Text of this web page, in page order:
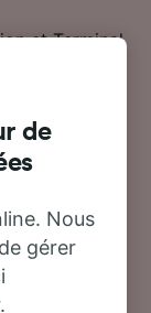
et Terminal
pour
train. Il y a
Dijon à
pour vous
de train
de
Nous
gérer